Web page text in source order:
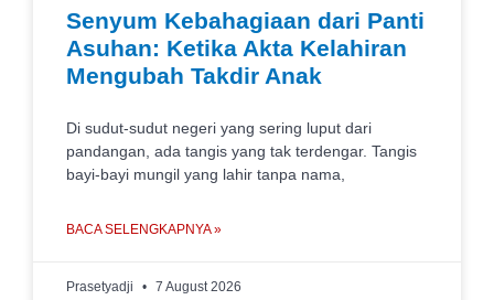
Senyum Kebahagiaan dari Panti
Asuhan: Ketika Akta Kelahiran
Mengubah Takdir Anak
Di sudut-sudut negeri yang sering luput dari
pandangan, ada tangis yang tak terdengar. Tangis
bayi-bayi mungil yang lahir tanpa nama,
BACA SELENGKAPNYA »
Prasetyadji 7 August 2026